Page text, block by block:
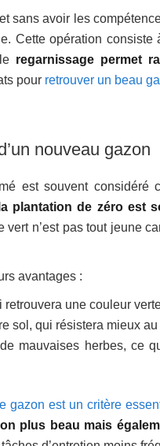
sans avoir les
Cette opération
regarnissage permet
pour retrouver un beau
nouveau gazon
est souvent
plantation de zéro est
n’est pas tout jeune
avantages :
une couleur
sol, qui résistera mieux
mauvaises herbes, ce
gazon est un critère
plus beau mais